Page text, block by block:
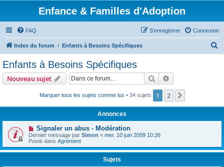
Enfance & Familles d'Adoption
FAQ Connexion
S’enregistrer
Index du forum Enfants à Besoins Spécifiques
r
Enfants à Besoins Spécifiques
Nouveau sujet Rechercher
Marquer tous les sujets comme lus • 34 sujets 1 2
Annonces
Signaler un abus - Modération
Dernier message par Simon « mer. 10 juin 2009 10:26
Posté dans Agrément
Sujets